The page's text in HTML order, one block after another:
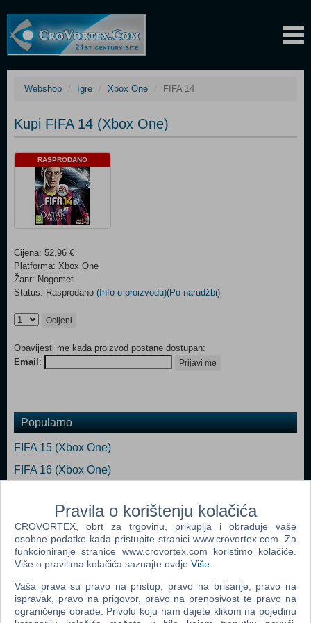
Webshop Igre Xbox One FIFA 14
Kupi FIFA 14 (Xbox One)
RASPRODANO
Cijena: 52,96 €
Platforma: Xbox One
Žanr: Nogomet
Status: Rasprodano (Info o proizvodu)(Po narudžbi)
Ocijeni
Obavijesti me kada proizvod postane dostupan:
Email : Prijavi me
Popularno
FIFA 15 (Xbox One)
FIFA 16 (Xbox One)
(Xbox One)
FIFA 17 Deluxe Edition (Xbox One)
FIFA 15 - Ultimate Team Edition (Xbox One)
Pravila o korištenju kolačića
CROVORTEX, obrt za trgovinu, prikuplja i obrađuje vaše
osobne podatke kada pristupite stranici www.crovortex.com. Za
funkcioniranje stranice www.crovortex.com koristimo kolačiće.
Više o pravilima kolačića saznajte ovdje Više
Vaša prava su pravo na pristup, pravo na brisanje, pravo na
ispravak, pravo na prigovor, pravo na prenosivost te pravo na
ograničenje obrade. Privolu koju nam dajete klikom na pojedinu